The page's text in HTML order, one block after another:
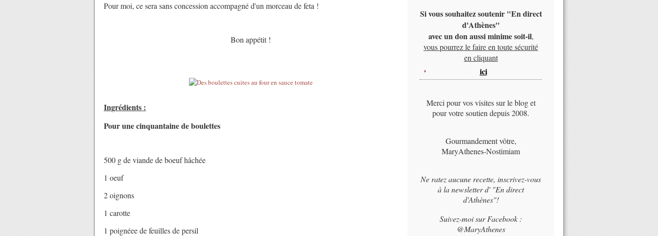
Pour moi, ce sera sans concession accompagné d'un morceau de feta !
Bon appétit !
Ingrédients :
Pour une cinquantaine de boulettes
500 g de viande de boeuf hâchée
1 oeuf
2 oignons
1 carotte
1 poignéee de feuilles de persil
Si vous souhaitez soutenir "En direct
d'Athènes"
avec un don aussi minime soit-il,
vous pourrez le faire en toute sécurité
en cliquant
ici
Merci pour vos visites sur le blog et
pour votre soutien depuis 2008.
Gourmandement vôtre,
MaryAthenes-Nostimiam
Ne ratez aucune recette, inscrivez-vous
à la newsletter d' "En direct
d'Athènes"!
Suivez-moi sur Facebook :
@MaryAthenes